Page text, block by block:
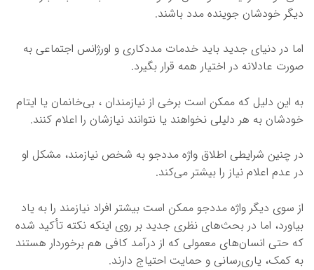
دیگر خودشان جوینده مدد باشند.
اما در دنیای جدید باید خدمات مددکاری و اورژانس اجتماعی به
صورت عادلانه در اختیار همه قرار بگیرد.
به این دلیل که ممکن است برخی از نیازمندان ، بی‌خانمان یا ایتام
خودشان به هر دلیلی نخواهند یا نتوانند نیازشان را اعلام کنند.
در چنین شرایطی اطلاق واژه مددجو به شخص نیازمند، مشکل او
در عدم اعلام نیاز را بیشتر می‌کند.
از سوی دیگر واژه مددجو ممکن است بیشتر افراد نیازمند را به یاد
بیاورد، اما در بحث‌های نظری جدید بر روی اینکه نکته تأکید شده
که حتی انسان‌های معمولی که از درآمد کافی هم برخوردار هستند
به کمک، یاری‌رسانی و حمایت احتیاج دارند.